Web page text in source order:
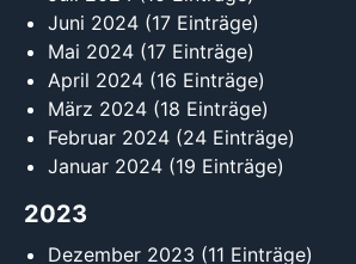
Juni 2024 (17 Einträge)
Mai 2024 (17 Einträge)
April 2024 (16 Einträge)
März 2024 (18 Einträge)
Februar 2024 (24 Einträge)
Januar 2024 (19 Einträge)
2023
Dezember 2023 (11 Einträge)